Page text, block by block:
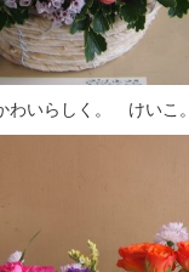
いらしく。 けいこ。